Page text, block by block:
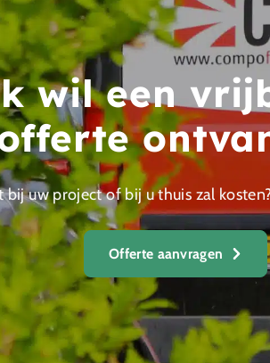
wil een
uw project of bij u thuis zal
Offerte aanvragen